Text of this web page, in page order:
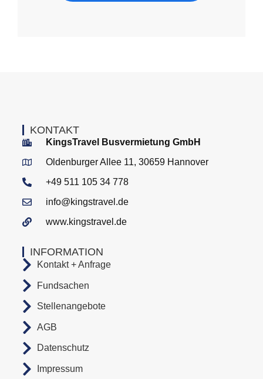
INFORMATION
Kontakt + Anfrage
Fundsachen
Stellenangebote
AGB
Datenschutz
Impressum
KONTAKT
KingsTravel Busvermietung GmbH
Oldenburger Allee 11, 30659 Hannover
+49 511 105 34 778
info@kingstravel.de
www.kingstravel.de